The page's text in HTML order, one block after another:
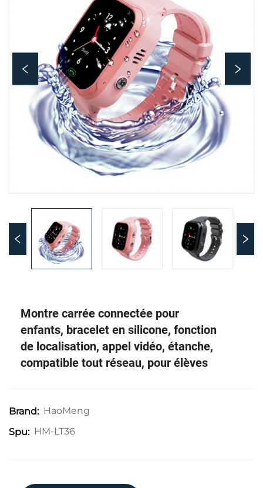
Montre carrée connectée pour
enfants, bracelet en silicone, fonction
de localisation, appel vidéo, étanche,
compatible tout réseau, pour élèves
Brand: HaoMeng
Spu: HM-LT36